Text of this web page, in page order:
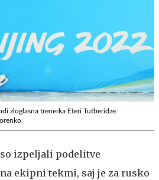
zloglasna trenerka Eteri Tutberidze.
izpeljali podelitve
ekipni tekmi, saj je za rusko